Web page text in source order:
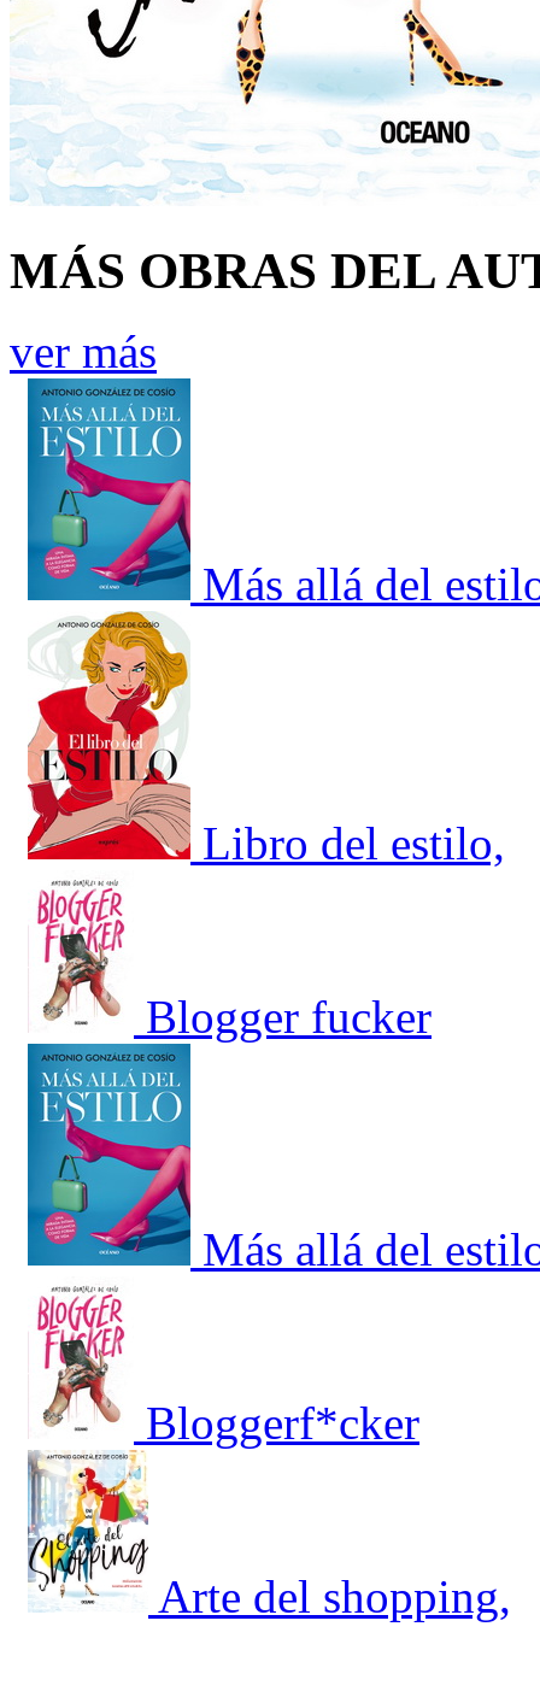
MÁS OBRAS DEL
ver más
Más allá del
Libro del estilo,
Blogger fucker
Más allá del
Bloggerf*cker
Arte del shopping,